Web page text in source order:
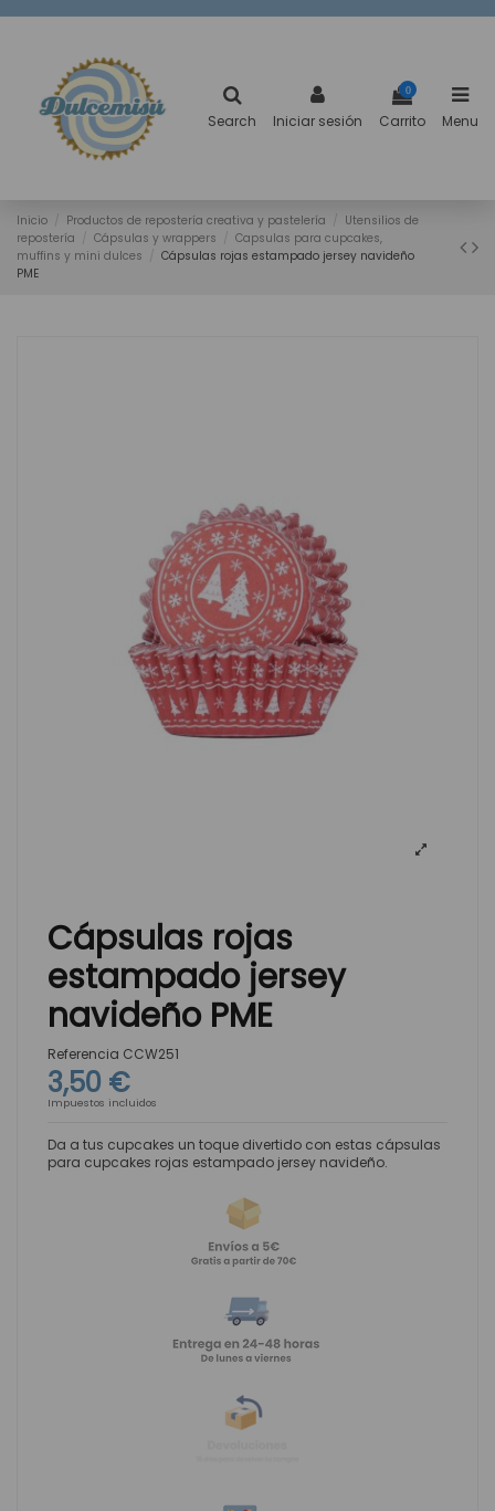
Search Iniciar sesión
0
Carrito Menu
Inicio Productos de repostería creativa y pastelería
Utensilios de
repostería
Cápsulas y wrappers
Capsulas para cupcakes,
muffins y mini dulces
Cápsulas rojas estampado jersey navideño
PME
Cápsulas rojas
estampado jersey
navideño PME
Referencia CCW251
3,50 €
Impuestos incluidos
Da a tus cupcakes un toque divertido con estas cápsulas
para cupcakes rojas estampado jersey navideño.